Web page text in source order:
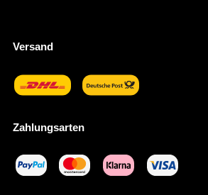
Versand
Zahlungsarten